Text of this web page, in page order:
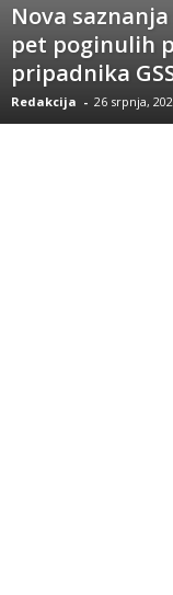
Nova
pet poginulih
pripadnika
Redakcija - 26 srpnja,